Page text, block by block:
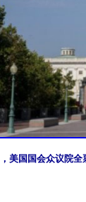
美国国会众议院